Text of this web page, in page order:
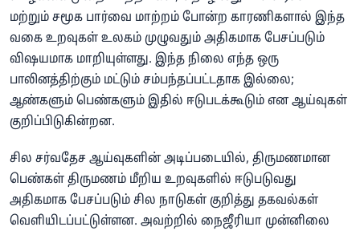
மற்றும் சமூக பார்வை மாற்றம் போன்ற காரணிகளால் இந்த
வகை உறவுகள் உலகம் முழுவதும் அதிகமாக பேசப்படும்
விஷயமாக மாறியுள்ளது. இந்த நிலை எந்த ஒரு
பாலினத்திற்கும் மட்டும் சம்பந்தப்பட்டதாக இல்லை;
ஆண்களும் பெண்களும் இதில் ஈடுபடக்கூடும் என ஆய்வுகள்
குறிப்பிடுகின்றன.
சில சர்வதேச ஆய்வுகளின் அடிப்படையில், திருமணமான
பெண்கள் திருமணம் மீறிய உறவுகளில் ஈடுபடுவது
அதிகமாக பேசப்படும் சில நாடுகள் குறித்து தகவல்கள்
வெளியிடப்பட்டுள்ளன. அவற்றில் நைஜீரியா முன்னிலை